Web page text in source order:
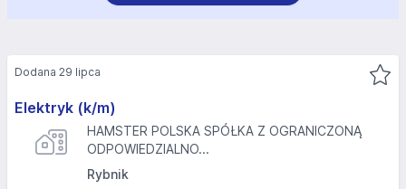
Elektryk (k/m)
HAMSTER POLSKA SPÓŁKA Z OGRANICZONĄ
ODPOWIEDZIALNO...
Rybnik
Dodana 29 lipca